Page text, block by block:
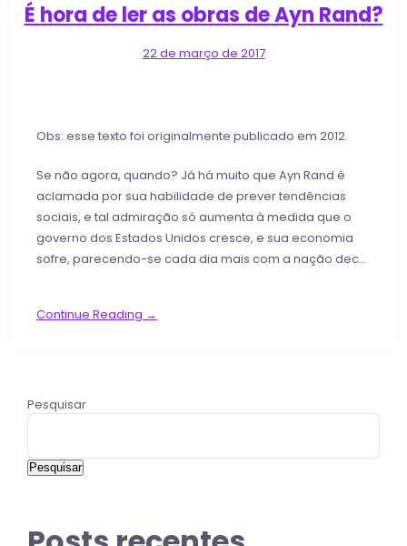
É hora de ler as obras de Ayn Rand?
22 de março de 2017
Obs: esse texto foi originalmente publicado em 2012.
Se não agora, quando? Já há muito que Ayn Rand é
aclamada por sua habilidade de prever tendências
sociais, e tal admiração só aumenta à medida que o
governo dos Estados Unidos cresce, e sua economia
sofre, parecendo-se cada dia mais com a nação dec…
Continue Reading →
Pesquisar
Pesquisar